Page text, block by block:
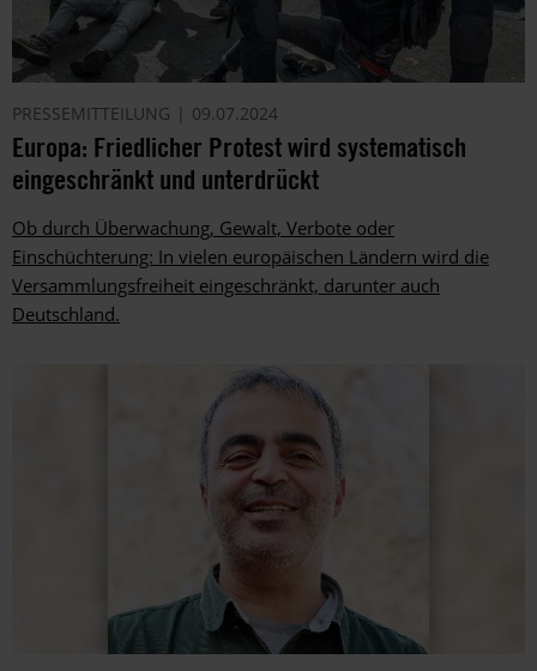
PRESSEMITTEILUNG 09.07.2024
Europa: Friedlicher Protest wird systematisch
eingeschränkt und unterdrückt
Ob durch Überwachung, Gewalt, Verbote oder
Einschüchterung: In vielen europäischen Ländern wird die
Versammlungsfreiheit eingeschränkt, darunter auch
Deutschland.